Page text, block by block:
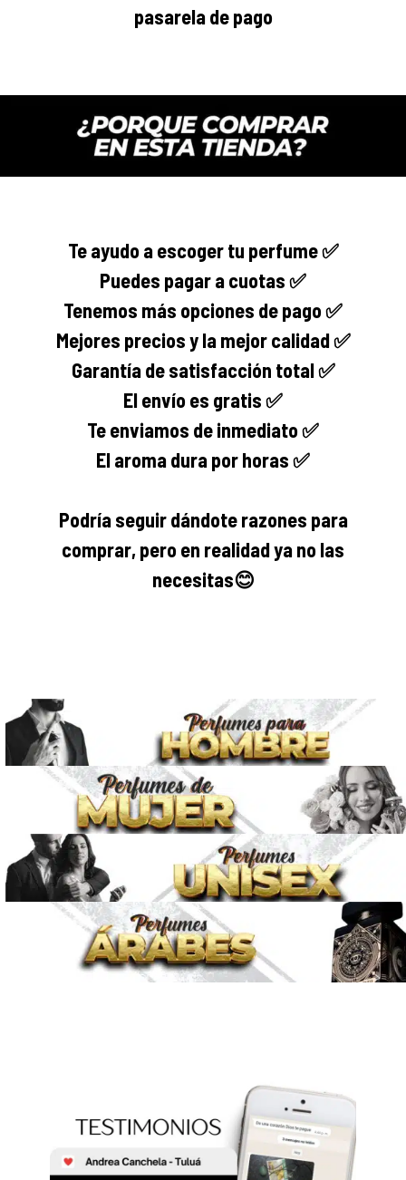
pasarela de pago
Te ayudo a escoger tu perfume ✅
Puedes pagar a cuotas ✅
Tenemos más opciones de pago ✅
Mejores precios y la mejor calidad ✅
Garantía de satisfacción total ✅
El envío es gratis ✅
Te enviamos de inmediato ✅
El aroma dura por horas ✅
Podría seguir dándote razones para
comprar, pero en realidad ya no las
necesitas😊